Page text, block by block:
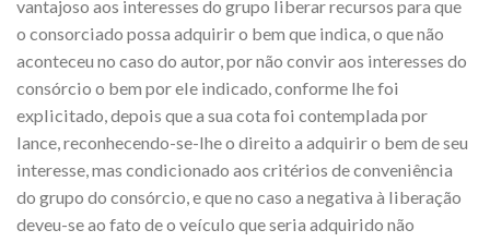
vantajoso aos interesses do grupo liberar recursos para que
o consorciado possa adquirir o bem que indica, o que não
aconteceu no caso do autor, por não convir aos interesses do
consórcio o bem por ele indicado, conforme lhe foi
explicitado, depois que a sua cota foi contemplada por
lance, reconhecendo-se-lhe o direito a adquirir o bem de seu
interesse, mas condicionado aos critérios de conveniência
do grupo do consórcio, e que no caso a negativa à liberação
deveu-se ao fato de o veículo que seria adquirido não